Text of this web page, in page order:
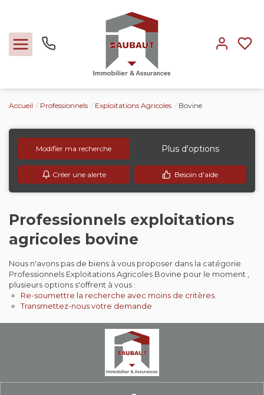
Locations
Expertise
Nos métiers
L'agence
Contact
Extranet
Accueil Professionnels Exploitations Agricoles Bovine
Modifier ma recherche Plus d'options
Créer une alerte Besoin d'aide
Professionnels exploitations
agricoles bovine
Nous n'avons pas de biens à vous proposer dans la catégorie
Professionnels Exploitations Agricoles Bovine pour le moment ,
plusieurs options s'offrent à vous :
Re-soumettre la recherche avec moins de critères.
Transmettez-nous votre demande